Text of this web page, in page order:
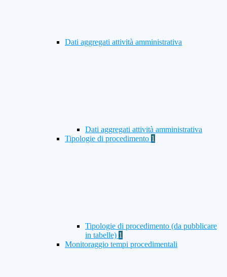
Dati aggregati attività amministrativa
Dati aggregati attività amministrativa
Tipologie di procedimento 1
Tipologie di procedimento (da pubblicare
in tabelle) 1
Monitoraggio tempi procedimentali